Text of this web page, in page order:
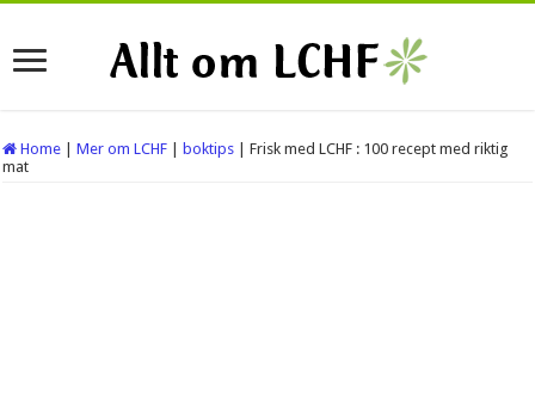
Home Mer om LCHF boktips
Frisk med LCHF : 100 recept med riktig
mat